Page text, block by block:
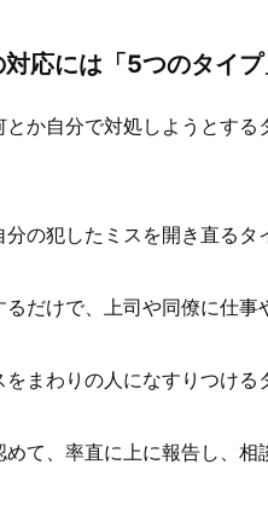
応には「5つのタイ
か自分で対処しようとする
の犯したミスを開き直るタ
だけで、上司や同僚に仕事
まわりの人になすりつける
て、率直に上に報告し、相